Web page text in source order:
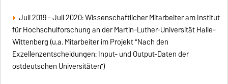
Juli 2019 - Juli 2020: Wissenschaftlicher Mitarbeiter am Institut
für Hochschulforschung an der Martin-Luther-Universität Halle-
Wittenberg (u.a. Mitarbeiter im Projekt "Nach den
Exzellenzentscheidungen: Input- und Output-Daten der
ostdeutschen Universitäten")